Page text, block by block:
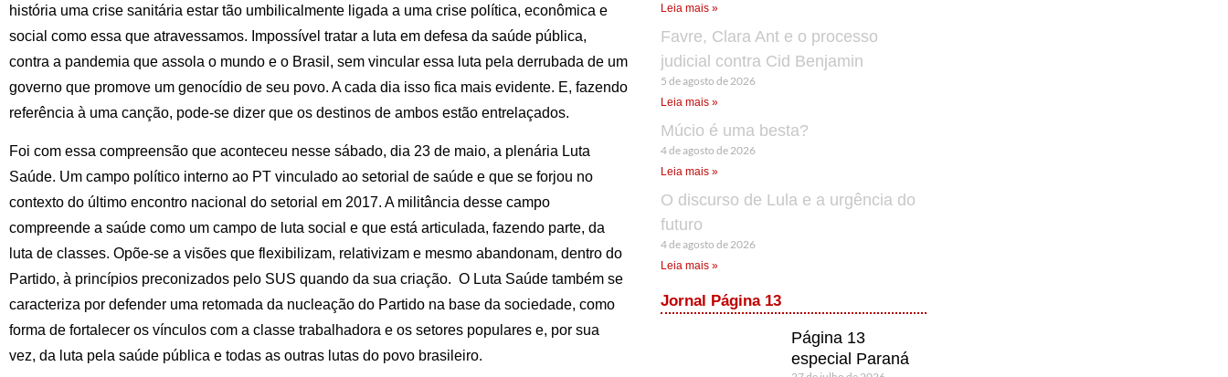
história uma crise sanitária estar tão umbilicalmente ligada a uma crise política, econômica e
social como essa que atravessamos. Impossível tratar a luta em defesa da saúde pública,
contra a pandemia que assola o mundo e o Brasil, sem vincular essa luta pela derrubada de um
governo que promove um genocídio de seu povo. A cada dia isso fica mais evidente. E, fazendo
referência à uma canção, pode-se dizer que os destinos de ambos estão entrelaçados.
Foi com essa compreensão que aconteceu nesse sábado, dia 23 de maio, a plenária Luta
Saúde. Um campo político interno ao PT vinculado ao setorial de saúde e que se forjou no
contexto do último encontro nacional do setorial em 2017. A militância desse campo
compreende a saúde como um campo de luta social e que está articulada, fazendo parte, da
luta de classes. Opõe-se a visões que flexibilizam, relativizam e mesmo abandonam, dentro do
Partido, à princípios preconizados pelo SUS quando da sua criação. O Luta Saúde também se
caracteriza por defender uma retomada da nucleação do Partido na base da sociedade, como
forma de fortalecer os vínculos com a classe trabalhadora e os setores populares e, por sua
vez, da luta pela saúde pública e todas as outras lutas do povo brasileiro.
Leia mais »
Favre, Clara Ant e o processo
judicial contra Cid Benjamin
5 de agosto de 2026
Leia mais »
Múcio é uma besta?
4 de agosto de 2026
Leia mais »
O discurso de Lula e a urgência do
futuro
4 de agosto de 2026
Leia mais »
Jornal Página 13
Página 13
especial Paraná